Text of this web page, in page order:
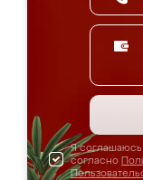
Я соглашаюсь
согласно